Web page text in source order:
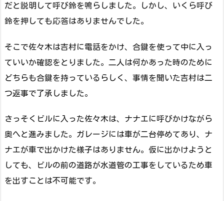
だと説明して呼び鈴を鳴らしました。しかし、いくら呼び
鈴を押しても応答はありませんでした。
そこで佐々木は吉村に電話をかけ、合鍵を使って中に入っ
ていいか確認をとりました。二人は何かあった時のために
どちらも合鍵を持っているらしく、事情を聞いた吉村は二
つ返事で了承しました。
さっそくビルに入った佐々木は、ナナエに呼びかけながら
奥へと進みました。ガレージには車が二台停めてあり、ナ
ナエが車で出かけた様子はありません。仮に出かけようと
しても、ビルの前の道路が水道管の工事をしているため車
を出すことは不可能です。